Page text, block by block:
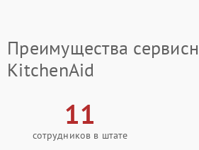
Преимущества
KitchenAid
11
сотрудников в штате